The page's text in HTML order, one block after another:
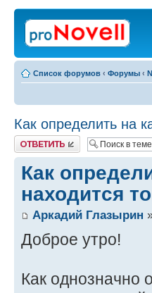
Список форумов ‹ Форумы ‹
Как определить на
Ответить
Как
находится
Аркадий Глазырин
Доброе утро!
Как однозначно